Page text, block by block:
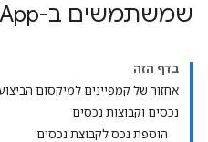
שמשתמשים ב-AdsApp
בדף הזה
אחזור של קמפיינים למיקסום
נכסים וקבוצות נכסים
הוספת נכס לקבוצת נכסים